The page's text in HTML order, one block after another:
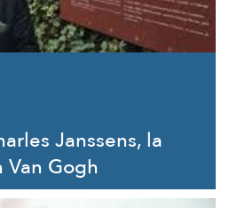
Janssens, la
Van Gogh